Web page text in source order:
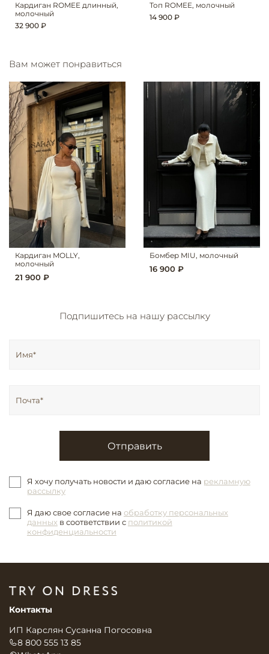
Кардиган ROMEE длинный,
молочный
32 900 ₽
Топ ROMEE, молочный
14 900 ₽
Вам может понравиться
Кардиган MOLLY,
молочный
21 900 ₽
Бомбер MIU, молочный
16 900 ₽
Подпишитесь на нашу рассылку
Отправить
Я хочу получать новости и даю согласие на рекламную
рассылку
Я даю свое согласие на обработку персональных
данных в соответствии с политикой
конфиденциальности
Контакты
ИП Карслян Сусанна Погосовна
8 800 555 13 85